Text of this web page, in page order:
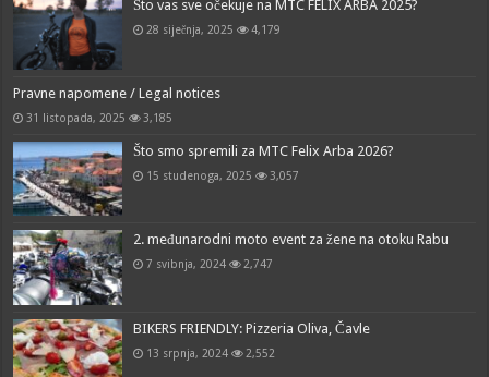
Što vas sve očekuje na MTC FELIX ARBA 2025?
28 siječnja, 2025 4,179
Pravne napomene / Legal notices
31 listopada, 2025 3,185
Što smo spremili za MTC Felix Arba 2026?
15 studenoga, 2025 3,057
2. međunarodni moto event za žene na otoku Rabu
7 svibnja, 2024 2,747
BIKERS FRIENDLY: Pizzeria Oliva, Čavle
13 srpnja, 2024 2,552